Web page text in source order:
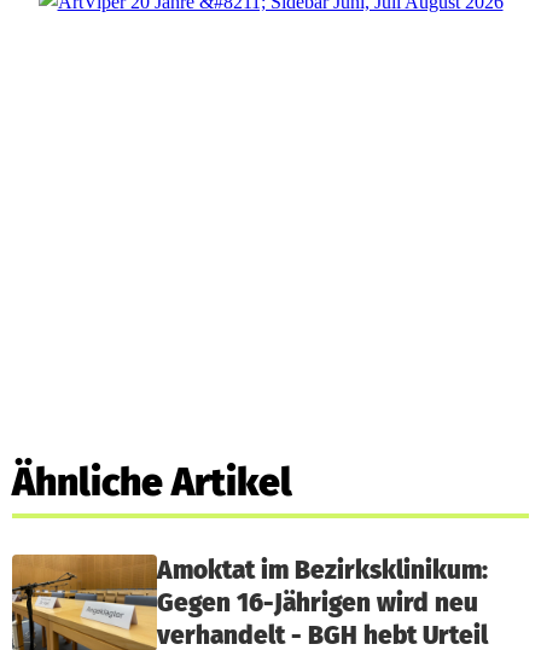
Ähnliche Artikel
Amoktat im Bezirksklinikum:
Gegen 16-Jährigen wird neu
verhandelt - BGH hebt Urteil